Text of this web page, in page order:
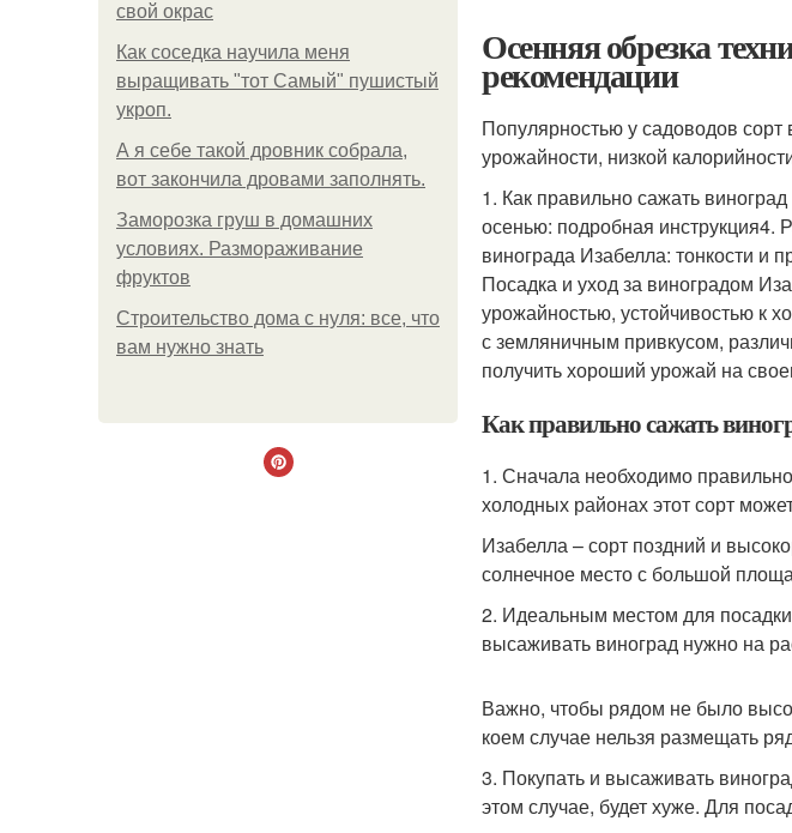
свой окрас
Как соседка научила меня
выращивать "тот Самый" пушистый
укроп.
А я себе такой дровник собрала,
вот закончила дровами заполнять.
Заморозка груш в домашних
условиях. Размораживание
фруктов
Строительство дома с нуля: все, что
вам нужно знать
Осенняя обрезка
рекомендации
Популярностью у садоводов
урожайности, низкой
1. Как правильно сажать
осенью: подробная инструкция4.
винограда Изабелла: тонкости и
Посадка и уход за виноградом
урожайностью, устойчивостью к
с земляничным привкусом,
получить хороший урожай на
Как правильно сажать
1. Сначала необходимо
холодных районах этот сорт
Изабелла – сорт поздний и
солнечное место с большой
2. Идеальным местом для
высаживать виноград нужно на
Важно, чтобы рядом не было
коем случае нельзя размещать
3. Покупать и высаживать
этом случае, будет хуже. Для